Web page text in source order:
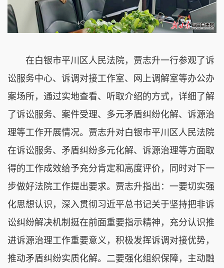
在白银市平川区人民法院，贾志升一行参观了诉
讼服务中心、诉调对接工作室、网上调解室等办公办
案场所，通过实地查看、听取介绍的方式，详细了解
了诉讼服务、案件受理、多元矛盾纠纷化解、诉源治
理等工作开展情况。贾志升对白银市平川区人民法院
在诉讼服务、矛盾纠纷多元化解、诉源治理等方面取
得的工作成效给予充分肯定和高度评价，同时对下一
步做好法院工作提出要求。贾志升指出：一要切实强
化思想认识，深入贯彻习近平总书记关于坚持把非诉
讼纠纷解决机制挺在前面重要指示精神，充分认识推
进诉源治理工作重要意义，积极发挥诉调对接优势，
推动矛盾纠纷实质化解。二要强化组织保障，主动融